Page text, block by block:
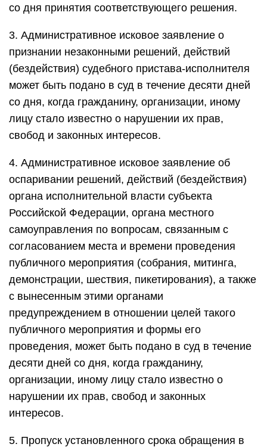
со дня принятия соответствующего решения.
3. Административное исковое заявление о
признании незаконными решений, действий
(бездействия) судебного пристава-исполнителя
может быть подано в суд в течение десяти дней
со дня, когда гражданину, организации, иному
лицу стало известно о нарушении их прав,
свобод и законных интересов.
4. Административное исковое заявление об
оспаривании решений, действий (бездействия)
органа исполнительной власти субъекта
Российской Федерации, органа местного
самоуправления по вопросам, связанным с
согласованием места и времени проведения
публичного мероприятия (собрания, митинга,
демонстрации, шествия, пикетирования), а также
с вынесенным этими органами
предупреждением в отношении целей такого
публичного мероприятия и формы его
проведения, может быть подано в суд в течение
десяти дней со дня, когда гражданину,
организации, иному лицу стало известно о
нарушении их прав, свобод и законных
интересов.
5. Пропуск установленного срока обращения в